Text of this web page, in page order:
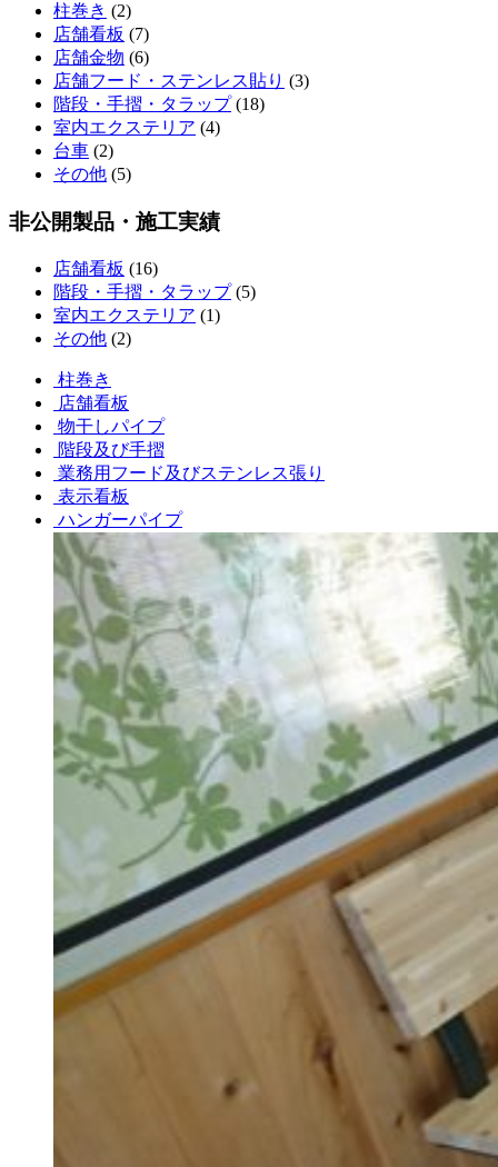
柱巻き (2)
店舗看板 (7)
店舗金物 (6)
店舗フード・ステンレス貼り (3)
階段・手摺・タラップ(18)
室内エクステリア (4)
台車 (2)
その他 (5)
非公開製品・施工実績
店舗看板 (16)
階段・手摺・タラップ(5)
室内エクステリア (1)
その他 (2)
柱巻き
店舗看板
物干しパイプ
階段及び手摺
業務用フード及びステンレス張り
表示看板
ハンガーパイプ